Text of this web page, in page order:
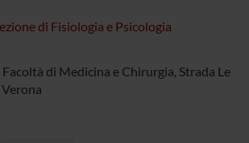
di Fisiologia e Psicologia
di Medicina e Chirurgia, Strada Le